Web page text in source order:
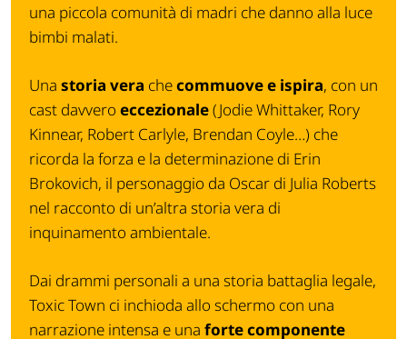
una piccola comunità di madri che danno alla luce
bimbi malati.
Una storia vera checommuove e ispira, con un
cast davvero eccezionale(Jodie Whittaker, Rory
Kinnear, Robert Carlyle, Brendan Coyle…) che
ricorda la forza e la determinazione di Erin
Brokovich, il personaggio da Oscar di Julia Roberts
nel racconto di un’altra storia vera di
inquinamento ambientale.
Dai drammi personali a una storia battaglia legale,
Toxic Town ci inchioda allo schermo con una
narrazione intensa e una forte componente